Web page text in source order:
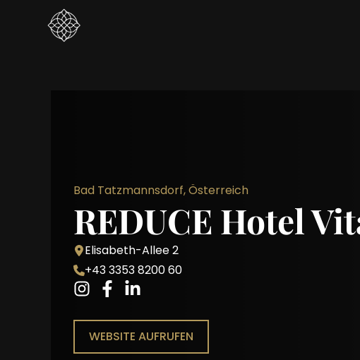
Bad Tatzmannsdorf, Österreich
REDUCE Hotel
Elisabeth-Allee 2
+43 3353 8200 60
WEBSITE AUFRUFEN